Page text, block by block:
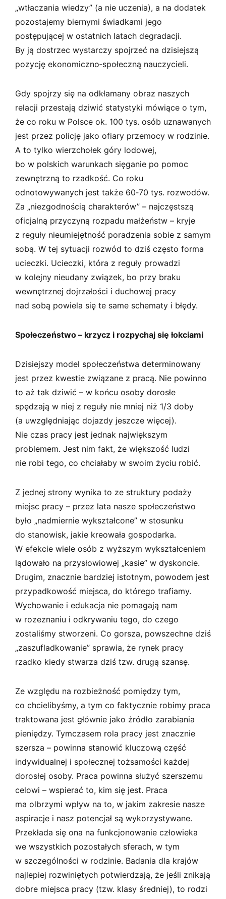
„wtłaczania wiedzy” (a nie uczenia), a na dodatek
pozostajemy biernymi świadkami jego
postępującej w ostatnich latach degradacji.
By ją dostrzec wystarczy spojrzeć na dzisiejszą
pozycję ekonomiczno­‑społeczną nauczycieli.
Gdy spojrzy się na odkłamany obraz naszych
relacji przestają dziwić statystyki mówiące o tym,
że co roku w Polsce ok. 100 tys. osób uznawanych
jest przez policję jako ofiary przemocy w rodzinie.
A to tylko wierzchołek góry lodowej,
bo w polskich warunkach sięganie po pomoc
zewnętrzną to rzadkość. Co roku
odnotowywanych jest także 60‑70 tys. rozwodów.
Za „niezgodnością charakterów” – najczęstszą
oficjalną przyczyną rozpadu małżeństw – kryje
z reguły nieumiejętność poradzenia sobie z samym
sobą. W tej sytuacji rozwód to dziś często forma
ucieczki. Ucieczki, która z reguły prowadzi
w kolejny nieudany związek, bo przy braku
wewnętrznej dojrzałości i duchowej pracy
nad sobą powiela się te same schematy i błędy.
Społeczeństwo – krzycz i rozpychaj się łokciami
Dzisiejszy model społeczeństwa determinowany
jest przez kwestie związane z pracą. Nie powinno
to aż tak dziwić – w końcu osoby dorosłe
spędzają w niej z reguły nie mniej niż 1/3 doby
(a uwzględniając dojazdy jeszcze więcej).
Nie czas pracy jest jednak największym
problemem. Jest nim fakt, że większość ludzi
nie robi tego, co chciałaby w swoim życiu robić.
Z jednej strony wynika to ze struktury podaży
miejsc pracy – przez lata nasze społeczeństwo
było „nadmiernie wykształcone” w stosunku
do stanowisk, jakie kreowała gospodarka.
W efekcie wiele osób z wyższym wykształceniem
lądowało na przysłowiowej „kasie” w dyskoncie.
Drugim, znacznie bardziej istotnym, powodem jest
przypadkowość miejsca, do którego trafiamy.
Wychowanie i edukacja nie pomagają nam
w rozeznaniu i odkrywaniu tego, do czego
zostaliśmy stworzeni. Co gorsza, powszechne dziś
„zaszufladkowanie” sprawia, że rynek pracy
rzadko kiedy stwarza dziś tzw. drugą szansę.
Ze względu na rozbieżność pomiędzy tym,
co chcielibyśmy, a tym co faktycznie robimy praca
traktowana jest głównie jako źródło zarabiania
pieniędzy. Tymczasem rola pracy jest znacznie
szersza – powinna stanowić kluczową część
indywidualnej i społecznej tożsamości każdej
dorosłej osoby. Praca powinna służyć szerszemu
celowi – wspierać to, kim się jest. Praca
ma olbrzymi wpływ na to, w jakim zakresie nasze
aspiracje i nasz potencjał są wykorzystywane.
Przekłada się ona na funkcjonowanie człowieka
we wszystkich pozostałych sferach, w tym
w szczególności w rodzinie. Badania dla krajów
najlepiej rozwiniętych potwierdzają, że jeśli znikają
dobre miejsca pracy (tzw. klasy średniej), to rodzi